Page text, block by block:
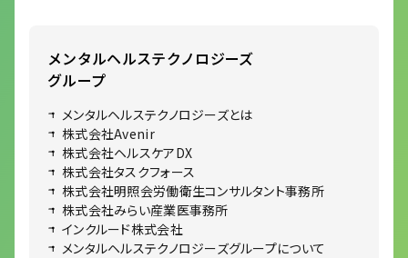
メンタルヘルステクノロジーズ
グループ
メンタルヘルステクノロジーズとは
株式会社Avenir
株式会社ヘルスケアDX
株式会社タスクフォース
株式会社明照会労働衛生コンサルタント事務所
株式会社みらい産業医事務所
インクルード株式会社
メンタルヘルステクノロジーズグループについて